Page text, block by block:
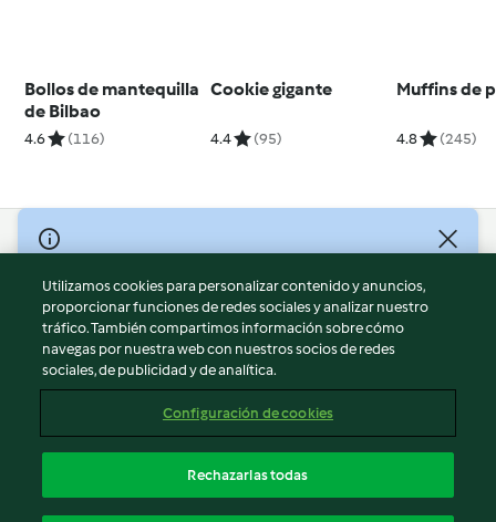
Bollos de mantequilla
de Bilbao
4.6 (116)
Cookie gigante
4.4 (95)
Muffins de
4.8 (245)
© Copyright 2026
Términos de uso
Política de privacidad
Aviso legal
Información legal
Reportar contenido
Declaración de accesibilidad
Utilizamos cookies para personalizar contenido y anuncios,
proporcionar funciones de redes sociales y analizar nuestro
tráfico. También compartimos información sobre cómo
navegas por nuestra web con nuestros socios de redes
sociales, de publicidad y de analítica.
Configuración de cookies
Rechazarlas todas